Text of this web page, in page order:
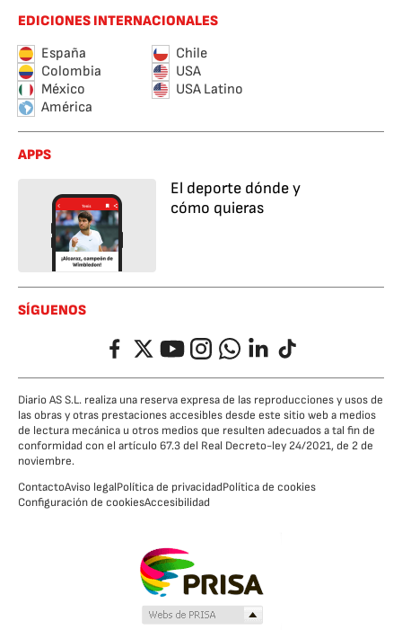
EDICIONES INTERNACIONALES
España
Chile
Colombia
USA
México
USA Latino
América
APPS
El deporte dónde y
cómo quieras
SÍGUENOS
FacebookTwitterYouTubeInstagramWhatsappLinkedIn
TikTok
Diario AS S.L. realiza una reserva expresa de las reproducciones y usos de
las obras y otras prestaciones accesibles desde este sitio web a medios
de lectura mecánica u otros medios que resulten adecuados a tal fin de
conformidad con el artículo 67.3 del Real Decreto-ley 24/2021, de 2 de
noviembre.
ContactoAviso legalPolítica de privacidadPolítica de cookies
Configuración de cookiesAccesibilidad